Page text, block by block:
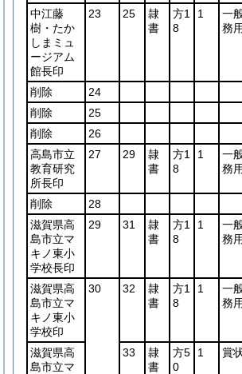
中江藤
樹・たか
しまミュ
ージアム
館長印
23 25
隷
書
方1
8
1
一
務用
削除
24
削除
25
削除
26
高島市立
教育研究
所長印
27 29
隷
書
方1
8
1
一
務用
削除
28
滋賀県高
島市立マ
キノ東小
学校長印
29 31
隷
書
方1
8
1
一
務用
滋賀県高
島市立マ
キノ東小
学校印
30 32
隷
書
方1
8
1
一
務用
滋賀県高
島市立マ
33
隷
書
方5
0
1 賞